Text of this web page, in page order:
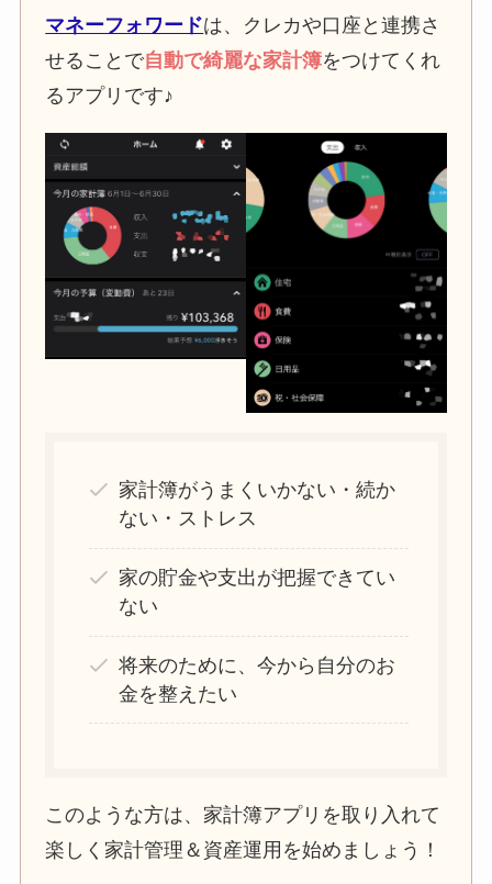
マネーフォワードは、クレカや口座と連携さ
せることで自動で綺麗な家計簿をつけてくれ
るアプリです♪
家計簿がうまくいかない・続か
ない・ストレス
家の貯金や支出が把握できてい
ない
将来のために、今から自分のお
金を整えたい
このような方は、家計簿アプリを取り入れて
楽しく家計管理＆資産運用を始めましょう！